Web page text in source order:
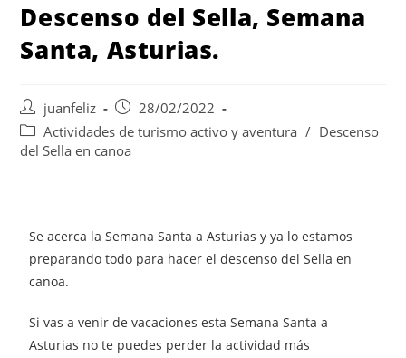
Descenso del Sella, Semana
Santa, Asturias.
juanfeliz
28/02/2022
Actividades de turismo activo y aventura / Descenso
del Sella en canoa
Se acerca la Semana Santa a Asturias y ya lo estamos
preparando todo para hacer el descenso del Sella en
canoa.
Si vas a venir de vacaciones esta Semana Santa a
Asturias no te puedes perder la actividad más